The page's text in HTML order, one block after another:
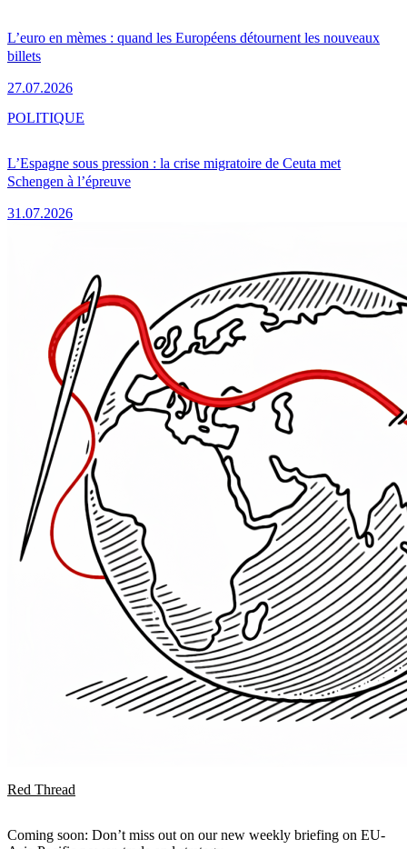
L’euro en mèmes : quand les Européens détournent les nouveaux
billets
27.07.2026
L’Espagne sous pression : la crise migratoire de Ceuta met
Schengen à l’épreuve
31.07.2026
POLITIQUE
Red Thread
Coming soon: Don’t miss out on our new weekly briefing on EU-